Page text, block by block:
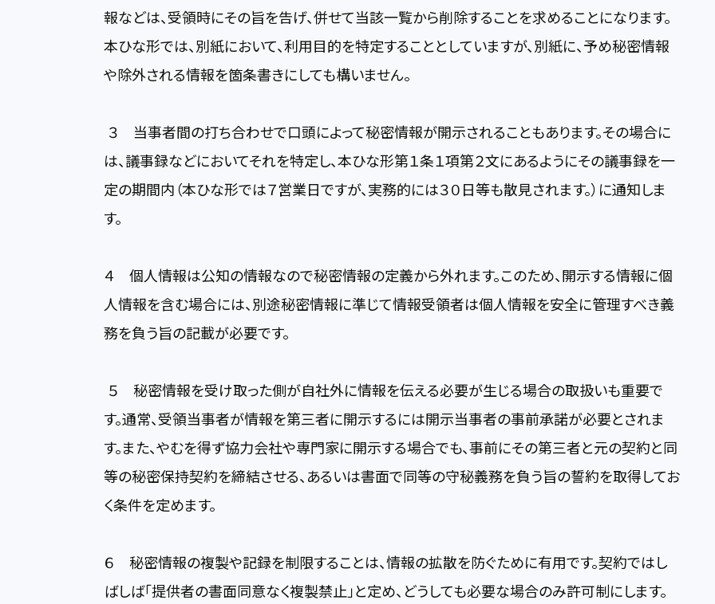
報などは、受領時にその旨を告げ、併せて当該一覧から削除することを求めることになります。
本ひな形では、別紙において、利用目的を特定することとしていますが、別紙に、予め秘密情報
や除外される情報を箇条書きにしても構いません。
３ 当事者間の打ち合わせで口頭によって秘密情報が開示されることもあります。その場合に
は、議事録などにおいてそれを特定し、本ひな形第１条１項第２文にあるようにその議事録を一
定の期間内（本ひな形では７営業日ですが、実務的には３０日等も散見されます。）に通知しま
す。
４ 個人情報は公知の情報なので秘密情報の定義から外れます。このため、開示する情報に個
人情報を含む場合には、別途秘密情報に準じて情報受領者は個人情報を安全に管理すべき義
務を負う旨の記載が必要です。
５ 秘密情報を受け取った側が自社外に情報を伝える必要が生じる場合の取扱いも重要で
す。通常、受領当事者が情報を第三者に開示するには開示当事者の事前承諾が必要とされま
す。また、やむを得ず協力会社や専門家に開示する場合でも、事前にその第三者と元の契約と同
等の秘密保持契約を締結させる、あるいは書面で同等の守秘義務を負う旨の誓約を取得してお
く条件を定めます。
６ 秘密情報の複製や記録を制限することは、情報の拡散を防ぐために有用です。契約ではし
ばしば「提供者の書面同意なく複製禁止」と定め、どうしても必要な場合のみ許可制にします。